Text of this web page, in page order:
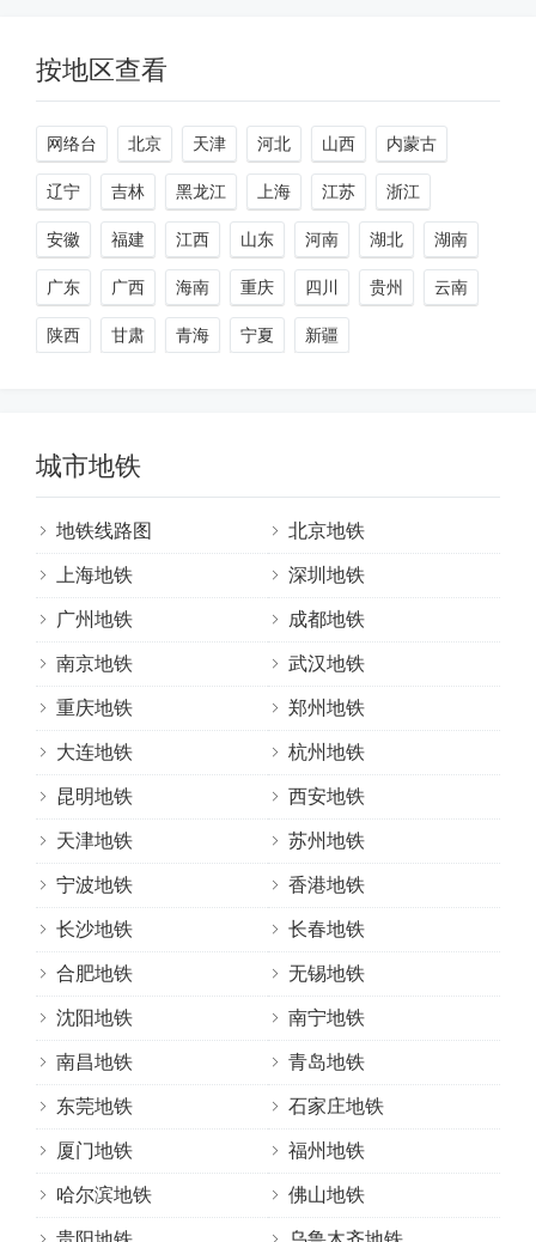
按地区查看
网络台 北京 天津 河北 山西 内蒙古
辽宁 吉林 黑龙江 上海 江苏 浙江
安徽 福建 江西 山东 河南 湖北 湖南
广东 广西 海南 重庆 四川 贵州 云南
陕西 甘肃 青海 宁夏 新疆
城市地铁
地铁线路图 北京地铁
上海地铁 深圳地铁
广州地铁 成都地铁
南京地铁 武汉地铁
重庆地铁 郑州地铁
大连地铁 杭州地铁
昆明地铁 西安地铁
天津地铁 苏州地铁
宁波地铁 香港地铁
长沙地铁 长春地铁
合肥地铁 无锡地铁
沈阳地铁 南宁地铁
南昌地铁 青岛地铁
东莞地铁 石家庄地铁
厦门地铁 福州地铁
哈尔滨地铁 佛山地铁